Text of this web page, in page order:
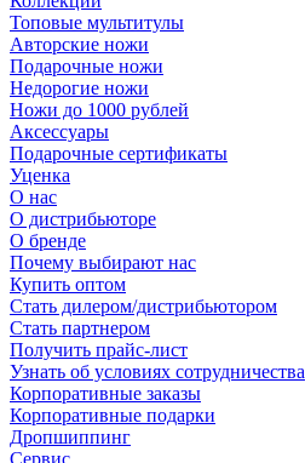
Топовые мультитулы
Авторские ножи
Подарочные ножи
Недорогие ножи
Ножи до 1000 рублей
Аксессуары
Подарочные сертификаты
Уценка
О нас
О дистрибьюторе
О бренде
Почему выбирают нас
Купить оптом
Стать дилером/дистрибьютором
Стать партнером
Получить прайс-лист
Узнать об условиях сотрудничества
Корпоративные заказы
Корпоративные подарки
Дропшиппинг
Сервис